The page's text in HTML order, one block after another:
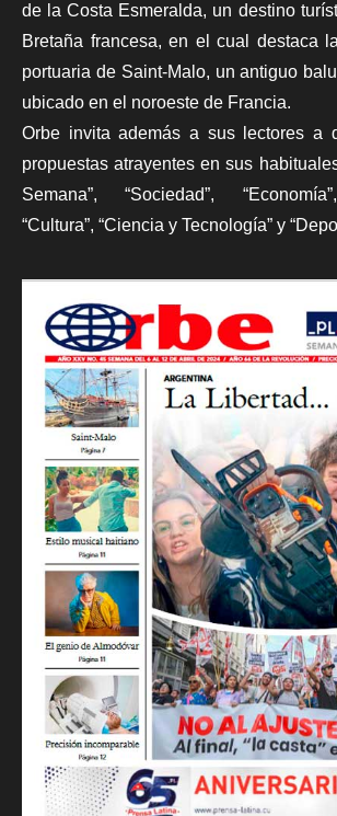
de la Costa Esmeralda, un destino
Bretaña francesa, en el cual destaca
portuaria de Saint-Malo, un antiguo
ubicado en el noroeste de Francia.
Orbe invita además a sus lectores a
propuestas atrayentes en sus
Semana”, “Sociedad”,
“Cultura”, “Ciencia y Tecnología” y